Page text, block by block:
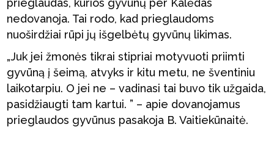
prieglaudas, kurios gyvūnų per Kalėdas
nedovanoja. Tai rodo, kad prieglaudoms
nuoširdžiai rūpi jų išgelbėtų gyvūnų likimas.
„Juk jei žmonės tikrai stipriai motyvuoti priimti
gyvūną į šeimą, atvyks ir kitu metu, ne šventiniu
laikotarpiu. O jei ne – vadinasi tai buvo tik užgaida,
pasidžiaugti tam kartui. ” – apie dovanojamus
prieglaudos gyvūnus pasakoja B. Vaitiekūnaitė.